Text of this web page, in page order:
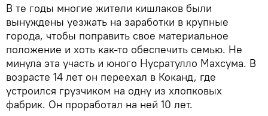
В те годы многие жители кишлаков были
вынуждены уезжать на заработки в крупные
города, чтобы поправить свое материальное
положение и хоть как-то обеспечить семью. Не
минула эта участь и юного Нусратулло Махсума. В
возрасте 14 лет он переехал в Коканд, где
устроился грузчиком на одну из хлопковых
фабрик. Он проработал на ней 10 лет.